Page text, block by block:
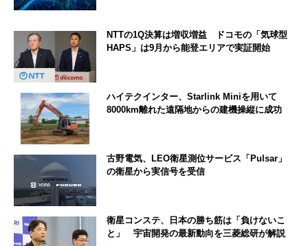
NTTの1Q決算は増収増益 ドコモの「気球型
HAPS」は9月から能登エリアで実証開始
ハイテクインター、Starlink Miniを用いて
8000km離れた遠隔地からの建機操縦に成功
古野電気、LEO衛星測位サービス「Pulsar」
の衛星から実信号を受信
衛星コンステ、日本の勝ち筋は「負けないこ
と」 宇宙開発の最新動向を三菱総研が解説